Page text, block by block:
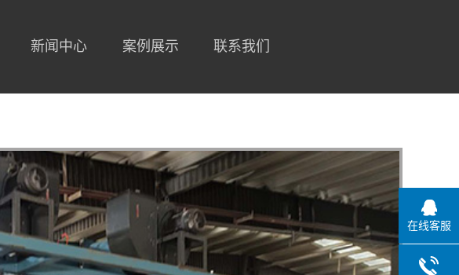
新闻中心 案例展示 联系我们
新闻中心 案例展示 联系我们
在线客服